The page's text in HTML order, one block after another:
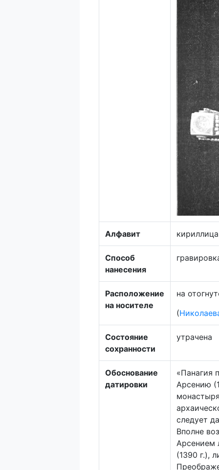
Алфавит кириллица
Способ
нанесения
Расположение
на носителе
на
(
Состояние
сохранности
утрачена
Обоснование
датировки
«Панагия
Арсению
следует
Вполне
Арсением
(1390 г.),